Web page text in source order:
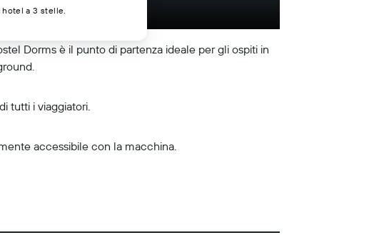
Dorms è il punto di partenza ideale per gli ospiti in
tutti i viaggiatori.
accessibile con la macchina.
hotel a 3 stelle.